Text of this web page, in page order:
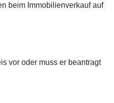
beim Immobilienverkauf auf
vor oder muss er beantragt